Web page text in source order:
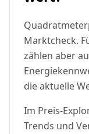
Marktcheck.
zählen aber
die aktuelle
Im Preis-
Trends und